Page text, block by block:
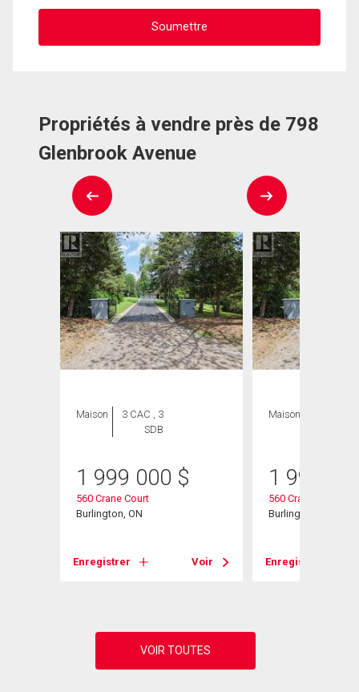
Propriétés à vendre près de 798
Glenbrook Avenue
Maison
3 CAC , 3
SDB
1 999 000 $
560 Crane Court
Burlington, ON
Enregistrer Voir
Maison
1 999
560 Crane Court
Burlington, ON
Enregistrer